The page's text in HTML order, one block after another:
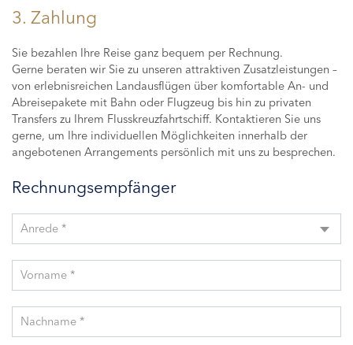
3. Zahlung
Sie bezahlen Ihre Reise ganz bequem per Rechnung.
Gerne beraten wir Sie zu unseren attraktiven Zusatzleistungen –
von erlebnisreichen Landausflügen über komfortable An- und
Abreisepakete mit Bahn oder Flugzeug bis hin zu privaten
Transfers zu Ihrem Flusskreuzfahrtschiff. Kontaktieren Sie uns
gerne, um Ihre individuellen Möglichkeiten innerhalb der
angebotenen Arrangements persönlich mit uns zu besprechen.
Rechnungsempfänger
Anrede *
Vorname *
Nachname *